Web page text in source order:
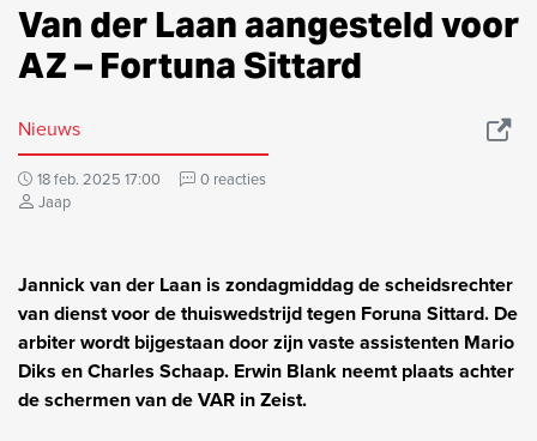
Van der Laan aangesteld voor
AZ – Fortuna Sittard
Nieuws
18 feb. 2025 17:00
0 reacties
Jaap
Jannick van der Laan is zondagmiddag de scheidsrechter
van dienst voor de thuiswedstrijd tegen Foruna Sittard. De
arbiter wordt bijgestaan door zijn vaste assistenten Mario
Diks en Charles Schaap. Erwin Blank neemt plaats achter
de schermen van de VAR in Zeist.